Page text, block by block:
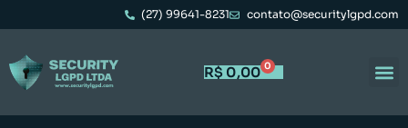
(27) 99641-8231 contato@securitylgpd.com
R$ 0,00 0